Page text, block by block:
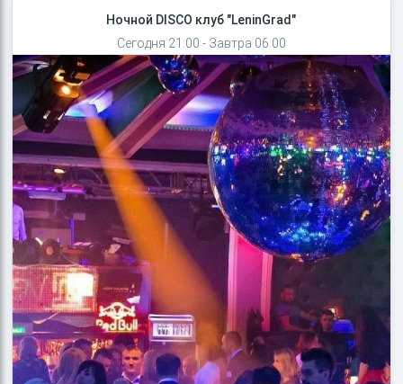
Ночной DISCO клуб "LeninGrad"
Сегодня 21:00 - Завтра 06:00